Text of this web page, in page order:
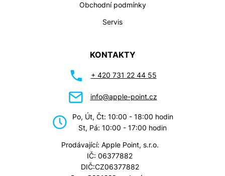
Obchodní podmínky
Servis
KONTAKTY
+ 420 731 22 44 55
info@apple-point.cz
Po, Út, Čt: 10:00 - 18:00 hodin
St, Pá: 10:00 - 17:00 hodin
Prodávající: Apple Point, s.r.o.
IČ: 06377882
DIČ:CZ06377882